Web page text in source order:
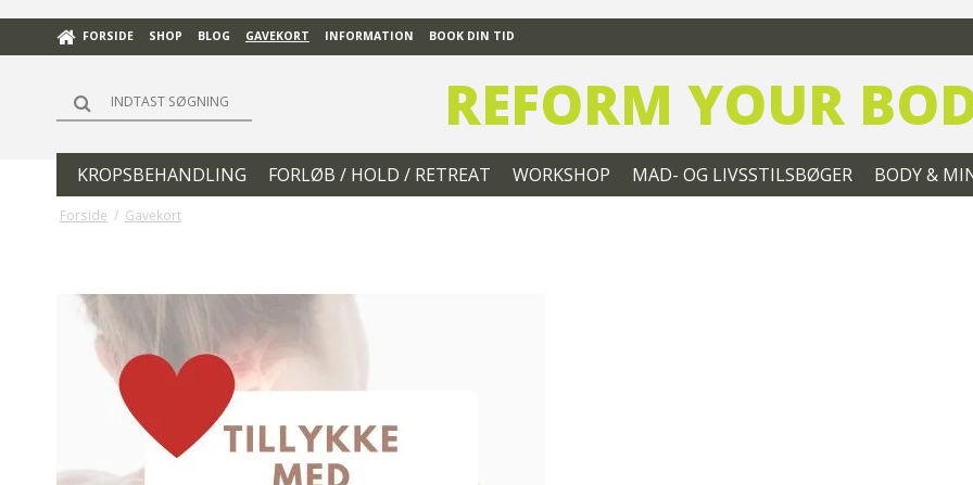
FORSIDE SHOP BLOG GAVEKORT INFORMATION BOOK DIN TID
REFORM YOUR
KROPSBEHANDLING FORLØB / HOLD / RETREAT WORKSHOP MAD- OG LIVSSTILSBØGER BODY &
Forside / Gavekort